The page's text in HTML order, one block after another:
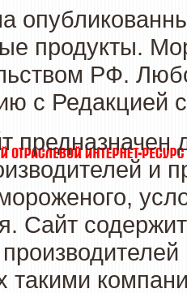
продукты.
РФ.
с Редакцией
предназначен
и
Сайт
такими